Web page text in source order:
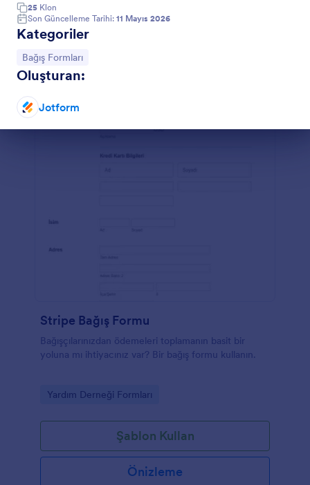
25 Klon
Son Güncelleme Tarihi: 11 Mayıs 2026
Kategoriler
Kategoriye git:
Bağış Formları
Oluşturan:
Jotform
Stripe Bağış Formu
Bağışçılarınızdan ödemeleri toplamanın basit bir
yoluna mı ihtiyacınız var? Bir bağış formu kullanın.
Go to Category:
Yardım Derneği Formları
Şablon Kullan
Önizleme